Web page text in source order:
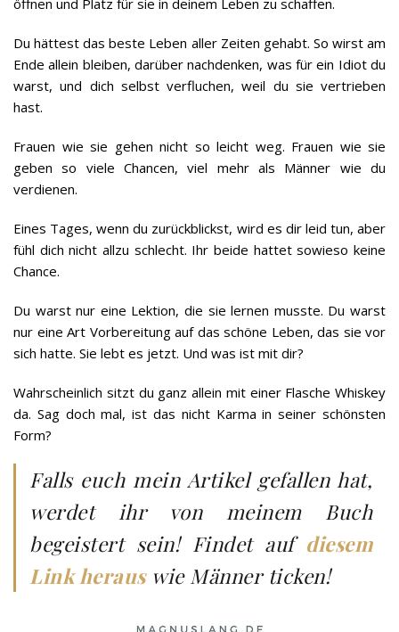
öffnen und Platz für sie in deinem Leben zu schaffen.
Du hättest das beste Leben aller Zeiten gehabt. So wirst am
Ende allein bleiben, darüber nachdenken, was für ein Idiot du
warst, und dich selbst verfluchen, weil du sie vertrieben
hast.
Frauen wie sie gehen nicht so leicht weg. Frauen wie sie
geben so viele Chancen, viel mehr als Männer wie du
verdienen.
Eines Tages, wenn du zurückblickst, wird es dir leid tun, aber
fühl dich nicht allzu schlecht. Ihr beide hattet sowieso keine
Chance.
Du warst nur eine Lektion, die sie lernen musste. Du warst
nur eine Art Vorbereitung auf das schöne Leben, das sie vor
sich hatte. Sie lebt es jetzt. Und was ist mit dir?
Wahrscheinlich sitzt du ganz allein mit einer Flasche Whiskey
da. Sag doch mal, ist das nicht Karma in seiner schönsten
Form?
Falls euch mein Artikel gefallen hat,
werdet ihr von meinem Buch
begeistert sein! Findet auf diesem
Link herauswie Männer ticken!